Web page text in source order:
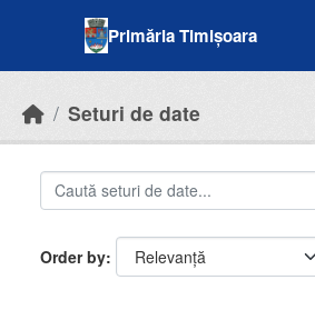
Primăria Timișoara
Seturi de date
Order by